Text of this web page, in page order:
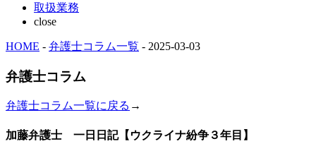
取扱業務
close
HOME - 弁護士コラム一覧 - 2025-03-03
弁護士コラム
弁護士コラム一覧に戻る →
加藤弁護士 一日日記【ウクライナ紛争３年目】